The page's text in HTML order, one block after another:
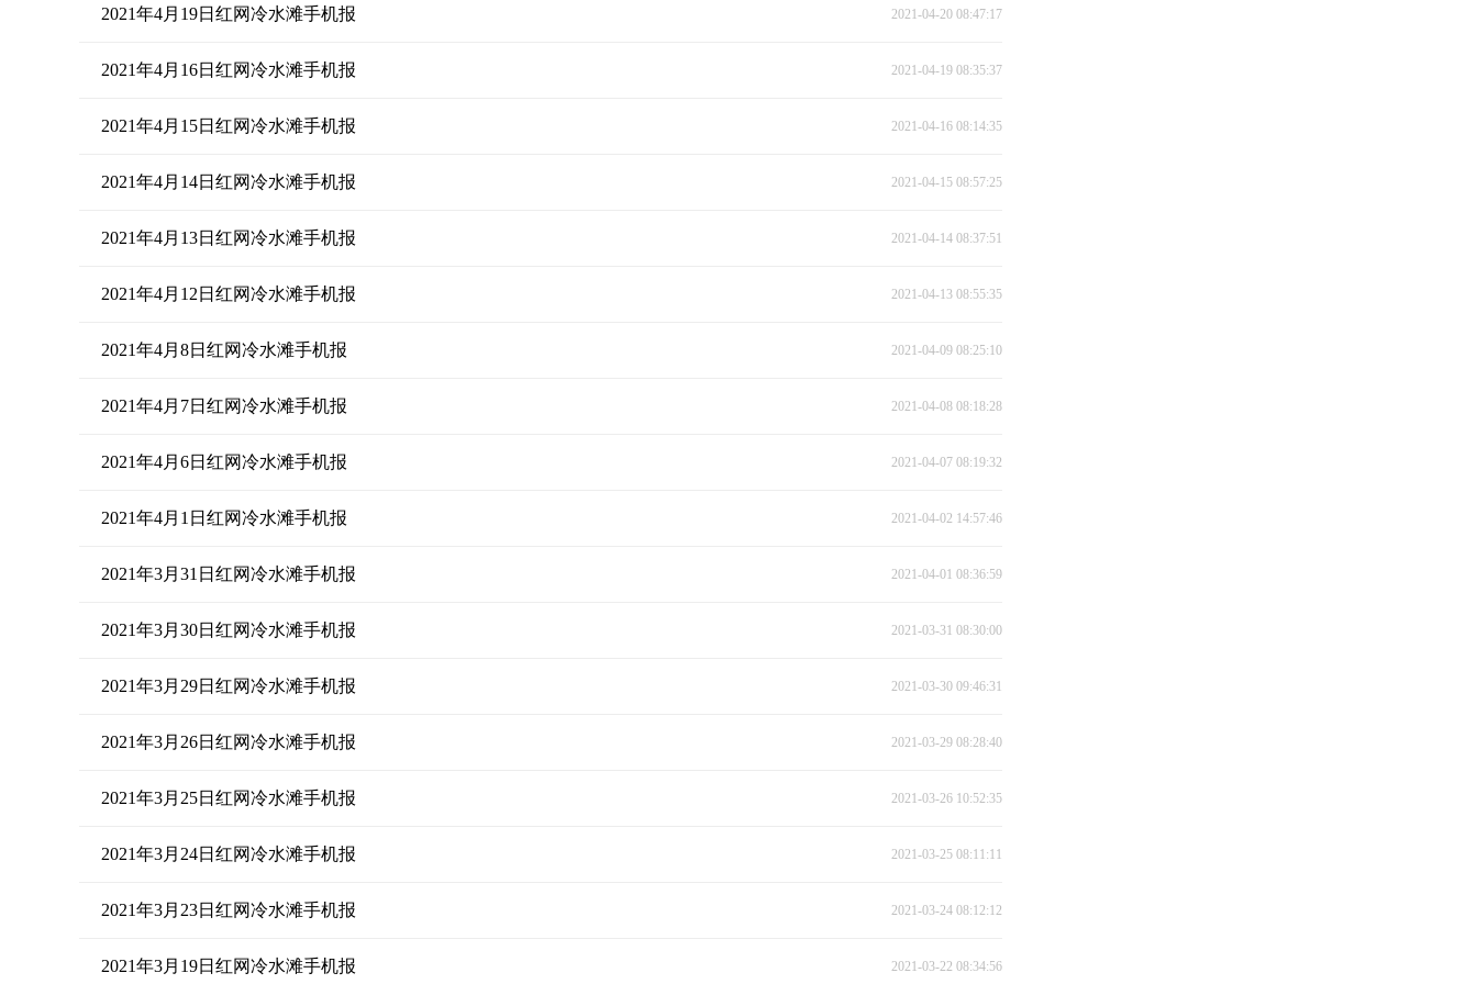
2021年4月19日红网冷水滩手机报 2021-04-20 08:47:17
2021年4月16日红网冷水滩手机报 2021-04-19 08:35:37
2021年4月15日红网冷水滩手机报 2021-04-16 08:14:35
2021年4月14日红网冷水滩手机报 2021-04-15 08:57:25
2021年4月13日红网冷水滩手机报 2021-04-14 08:37:51
2021年4月12日红网冷水滩手机报 2021-04-13 08:55:35
2021年4月8日红网冷水滩手机报 2021-04-09 08:25:10
2021年4月7日红网冷水滩手机报 2021-04-08 08:18:28
2021年4月6日红网冷水滩手机报 2021-04-07 08:19:32
2021年4月1日红网冷水滩手机报 2021-04-02 14:57:46
2021年3月31日红网冷水滩手机报 2021-04-01 08:36:59
2021年3月30日红网冷水滩手机报 2021-03-31 08:30:00
2021年3月29日红网冷水滩手机报 2021-03-30 09:46:31
2021年3月26日红网冷水滩手机报 2021-03-29 08:28:40
2021年3月25日红网冷水滩手机报 2021-03-26 10:52:35
2021年3月24日红网冷水滩手机报 2021-03-25 08:11:11
2021年3月23日红网冷水滩手机报 2021-03-24 08:12:12
2021年3月19日红网冷水滩手机报 2021-03-22 08:34:56